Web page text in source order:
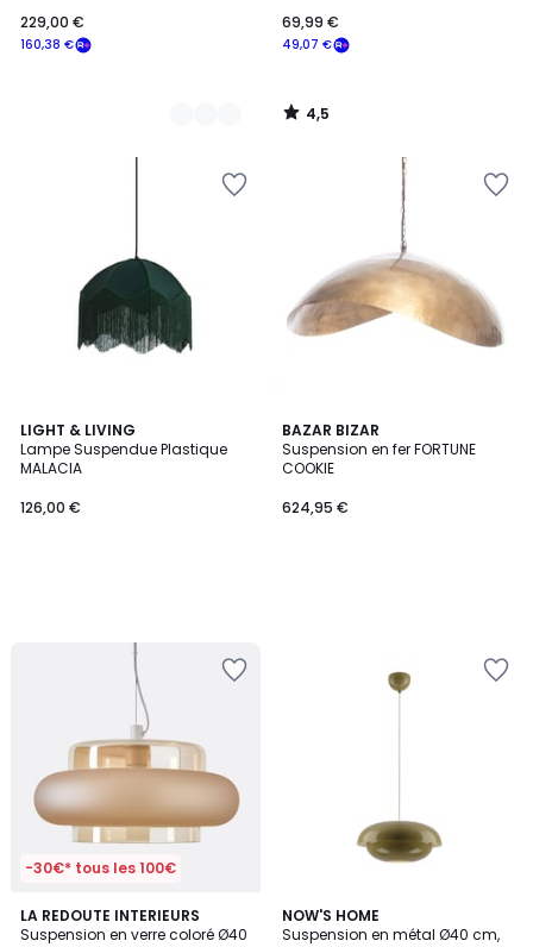
160,38 €
229,00 €
49,07 €
69,99 €
4,5
/
LIGHT & LIVING
Lampe Suspendue Plastique
MALACIA
126,00 €
BAZAR BIZAR
Suspension en fer FORTUNE
COOKIE
624,95 €
-30€* tous les 100€
LA REDOUTE INTERIEURS
Suspension en verre coloré Ø40
2,3
/ 5
NOW'S HOME
Suspension en métal Ø40 cm,